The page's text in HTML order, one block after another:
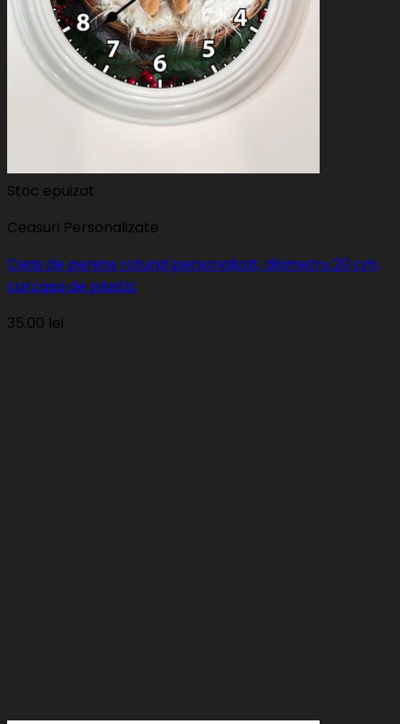
Stoc epuizat
Ceasuri Personalizate
Ceas de perete rotund personalizat, diametru 20 cm,
carcasa de plastic
35.00 lei